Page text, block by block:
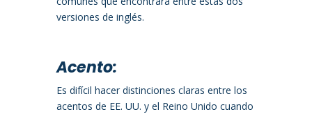
versiones de inglés.
Acento:
Es difícil hacer distinciones claras entre los
acentos de EE. UU. y el Reino Unido cuando